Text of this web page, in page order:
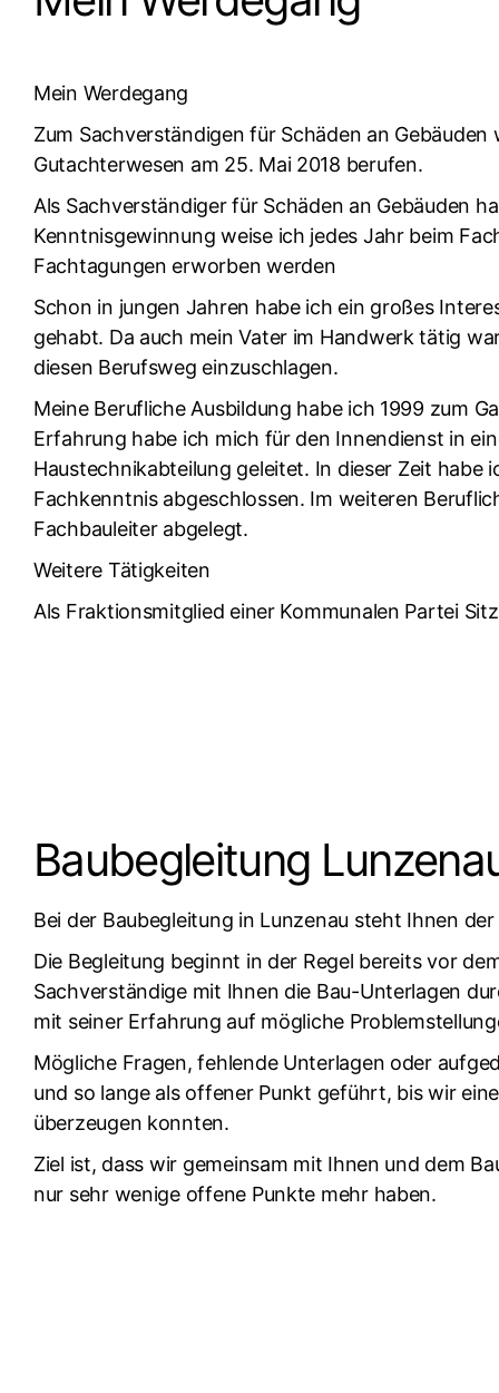
Mein Werdegang
Zum Sachverständigen für Schäden an
Gutachterwesen am 25. Mai 2018 berufen.
Als Sachverständiger für Schäden an Gebäuden
Kenntnisgewinnung weise ich jedes Jahr beim
Fachtagungen erworben werden
Schon in jungen Jahren habe ich ein großes
gehabt. Da auch mein Vater im Handwerk tätig
diesen Berufsweg einzuschlagen.
Meine Berufliche Ausbildung habe ich 1999 zum
Erfahrung habe ich mich für den Innendienst in
Haustechnikabteilung geleitet. In dieser Zeit habe
Fachkenntnis abgeschlossen. Im weiteren
Fachbauleiter abgelegt.
Weitere Tätigkeiten
Als Fraktionsmitglied einer Kommunalen Partei
Baubegleitung
Bei der Baubegleitung in Lunzenau steht Ihnen
Die Begleitung beginnt in der Regel bereits vor
Sachverständige mit Ihnen die Bau-Unterlagen
mit seiner Erfahrung auf mögliche
Mögliche Fragen, fehlende Unterlagen oder
und so lange als offener Punkt geführt, bis wir
überzeugen konnten.
Ziel ist, dass wir gemeinsam mit Ihnen und dem
nur sehr wenige offene Punkte mehr haben.